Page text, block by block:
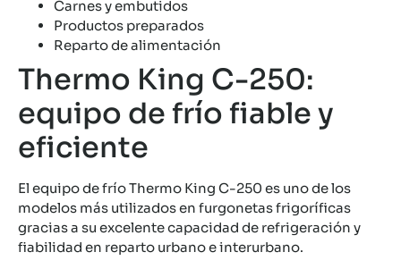
Carnes y embutidos
Productos preparados
Reparto de alimentación
Thermo King C-250:
equipo de frío fiable y
eficiente
El equipo de frío Thermo King C-250 es uno de los
modelos más utilizados en furgonetas frigoríficas
gracias a su excelente capacidad de refrigeración y
fiabilidad en reparto urbano e interurbano.